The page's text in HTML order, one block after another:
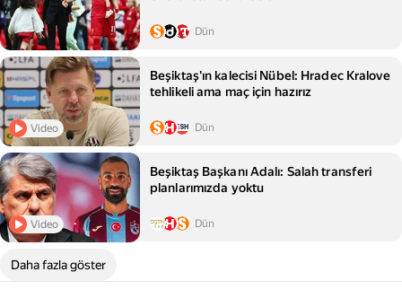
Dün
Video
Beşiktaş'ın kalecisi Nübel: Hradec Kralove
tehlikeli ama maç için hazırız
Dün
Video
Beşiktaş Başkanı Adalı: Salah transferi
planlarımızda yoktu
Dün
Daha fazla göster